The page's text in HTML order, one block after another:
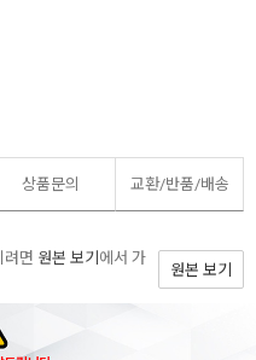
상품문의 교환/반품/배송
려면 원본 보기 에서 가
원본 보기